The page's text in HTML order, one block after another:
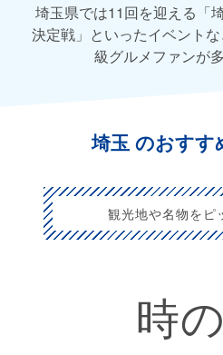
埼玉県では11回を迎える「
決定戦」といったイベント
級グルメファンが
埼玉 のおすす
観光地や名物をピ
時